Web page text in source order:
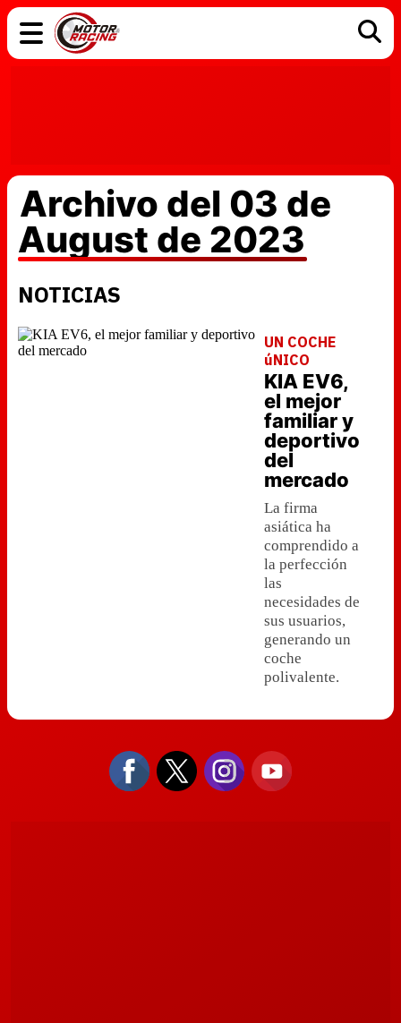
Archivo del 03 de
August de 2023
NOTICIAS
UN COCHE
úNICO
KIA EV6,
el mejor
familiar y
deportivo
del
mercado
La firma
asiática ha
comprendido a
la perfección
las
necesidades de
sus usuarios,
generando un
coche
polivalente.